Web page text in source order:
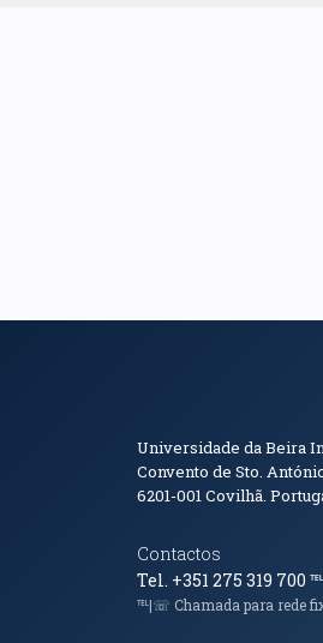
Universidade da Beira
Convento de Sto.
6201-001Covilhã.
Contactos
Tel. +351 275 319 700 ℡
℡|☏ Chamada para rede